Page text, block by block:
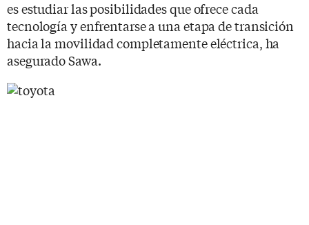
es estudiar las posibilidades que ofrece cada
tecnología y enfrentarse a una etapa de transición
hacia la movilidad completamente eléctrica, ha
asegurado Sawa.